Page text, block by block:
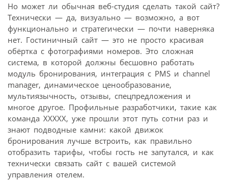
Но может ли обычная веб-студия сделать такой сайт?
Технически — да, визуально — возможно, а вот
функционально и стратегически — почти наверняка
нет. Гостиничный сайт — это не просто красивая
обёртка с фотографиями номеров. Это сложная
система, в которой должны бесшовно работать
модуль бронирования, интеграция с PMS и channel
manager, динамическое ценообразование,
мультиязычность, отзывы, спецпредложения и
многое другое. Профильные разработчики, такие как
команда ХХХХХ, уже прошли этот путь сотни раз и
знают подводные камни: какой движок
бронирования лучше встроить, как правильно
отобразить тарифы, чтобы гость не запутался, и как
технически связать сайт с вашей системой
управления отелем.